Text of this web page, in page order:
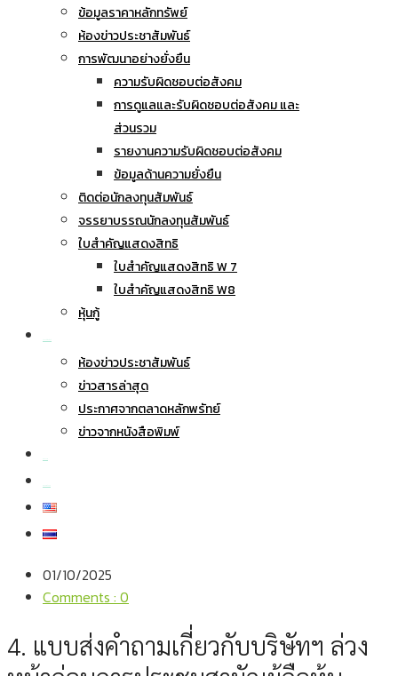
ข้อมูลราคาหลักทรัพย์
ห้องข่าวประชาสัมพันธ์
การพัฒนาอย่างยั่งยืน
ความรับผิดชอบต่อสังคม
การดูแลและรับผิดชอบต่อสังคม และ
ส่วนรวม
รายงานความรับผิดชอบต่อสังคม
ข้อมูลด้านความยั่งยืน
ติดต่อนักลงทุนสัมพันธ์
จรรยาบรรณนักลงทุนสัมพันธ์
ใบสำคัญแสดงสิทธิ
ใบสำคัญแสดงสิทธิ W 7
ใบสำคัญแสดงสิทธิ W8
หุ้นกู้
ห้องข่าวประชาสัมพันธ์
ข่าวสารล่าสุด
ประกาศจากตลาดหลักพรัทย์
ข่าวจากหนังสือพิมพ์
01/10/2025
Comments : 0
4. แบบส่งคำถามเกี่ยวกับบริษัทฯ ล่วง